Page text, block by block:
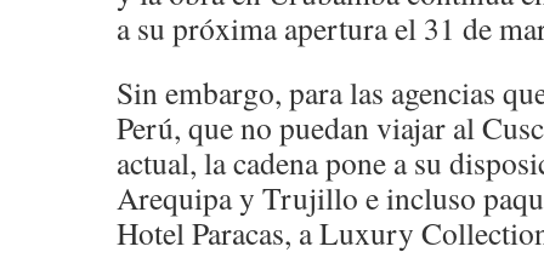
a su próxima apertura el 31 de
Sin embargo, para las agencias
Perú, que no puedan viajar al
actual, la cadena pone a su
Arequipa y Trujillo e incluso
Hotel Paracas, a Luxury